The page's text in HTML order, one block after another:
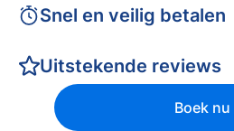
Snel en veilig betalen
Uitstekende reviews
Boek nu